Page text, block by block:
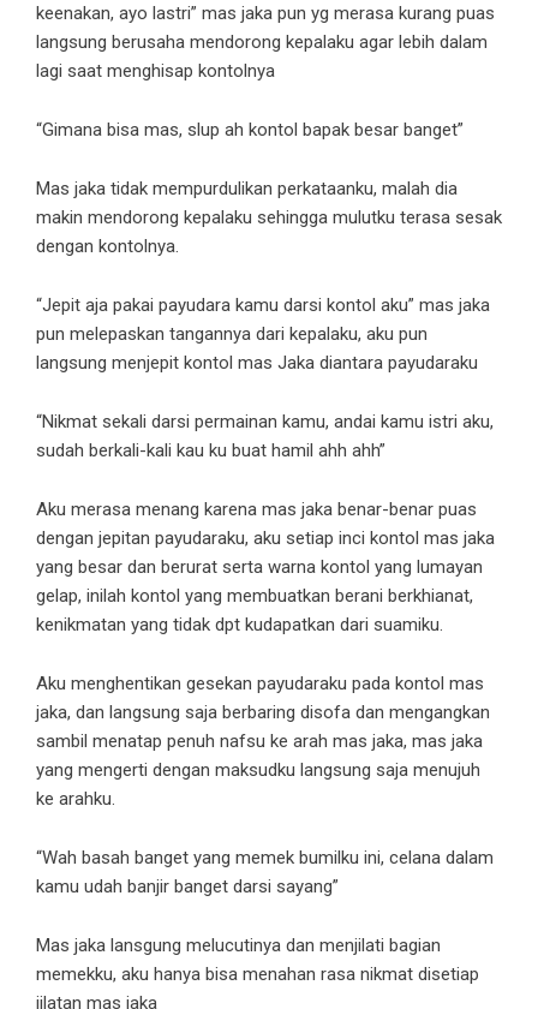
keenakan, ayo lastri” mas jaka pun yg merasa kurang puas
langsung berusaha mendorong kepalaku agar lebih dalam
lagi saat menghisap kontolnya
“Gimana bisa mas, slup ah kontol bapak besar banget”
Mas jaka tidak mempurdulikan perkataanku, malah dia
makin mendorong kepalaku sehingga mulutku terasa sesak
dengan kontolnya.
“Jepit aja pakai payudara kamu darsi kontol aku” mas jaka
pun melepaskan tangannya dari kepalaku, aku pun
langsung menjepit kontol mas Jaka diantara payudaraku
“Nikmat sekali darsi permainan kamu, andai kamu istri aku,
sudah berkali-kali kau ku buat hamil ahh ahh”
Aku merasa menang karena mas jaka benar-benar puas
dengan jepitan payudaraku, aku setiap inci kontol mas jaka
yang besar dan berurat serta warna kontol yang lumayan
gelap, inilah kontol yang membuatkan berani berkhianat,
kenikmatan yang tidak dpt kudapatkan dari suamiku.
Aku menghentikan gesekan payudaraku pada kontol mas
jaka, dan langsung saja berbaring disofa dan mengangkan
sambil menatap penuh nafsu ke arah mas jaka, mas jaka
yang mengerti dengan maksudku langsung saja menujuh
ke arahku.
“Wah basah banget yang memek bumilku ini, celana dalam
kamu udah banjir banget darsi sayang”
Mas jaka lansgung melucutinya dan menjilati bagian
memekku, aku hanya bisa menahan rasa nikmat disetiap
jilatan mas jaka